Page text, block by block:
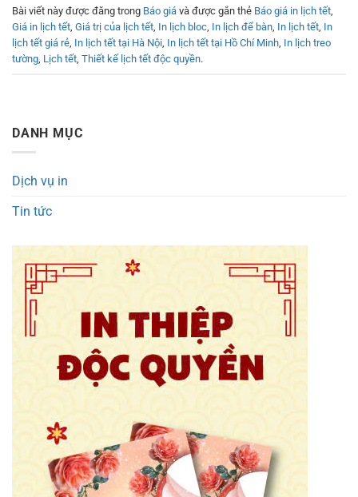
DANH MỤC
Dịch vụ in
Tin tức
Bài viết này được đăng trong Báo giá và được gắn thẻ Báo giá in lịch tết,
Giá in lịch tết, Giá trị của lịch tết, In lịch bloc, In lịch để bàn, In lịch tết, In
lịch tết giá rẻ, In lịch tết tại Hà Nội, In lịch tết tại Hồ Chí Minh, In lịch treo
tường, Lịch tết, Thiết kế lịch tết độc quyền.